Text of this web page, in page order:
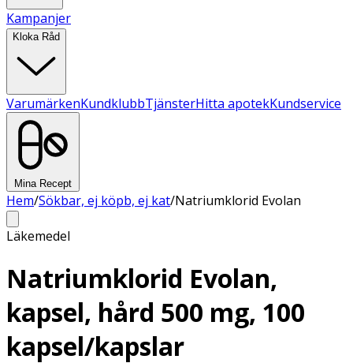
Kampanjer
Kloka Råd
VarumärkenKundklubbTjänsterHitta apotekKundservice
Mina Recept
Hem/Sökbar, ej köpb, ej kat/Natriumklorid Evolan
Läkemedel
Natriumklorid Evolan,
kapsel, hård 500 mg, 100
kapsel/kapslar